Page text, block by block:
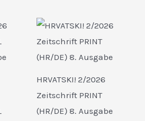
HRVATSKI! 2/2026
Zeitschrift PRINT
(HR/DE) 8. Ausgabe